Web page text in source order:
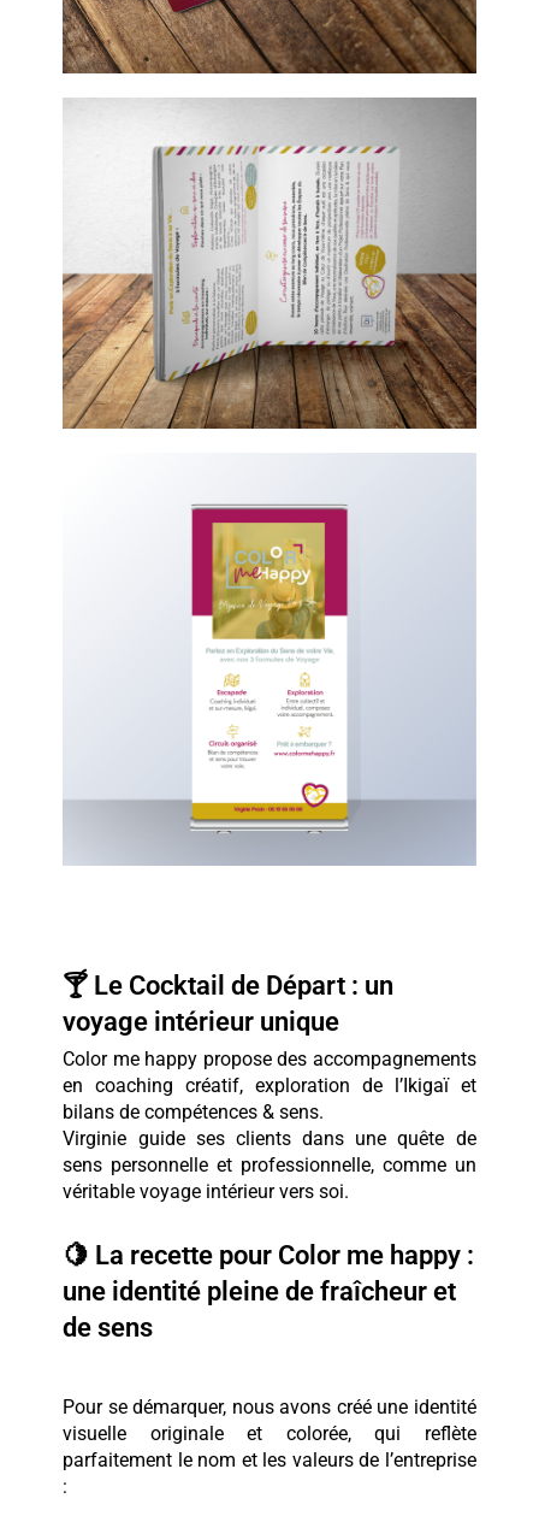
🍸 Le Cocktail de Départ : un
voyage intérieur unique
Color me happy propose des accompagnements
en coaching créatif, exploration de l’Ikigaï et
bilans de compétences & sens.
Virginie guide ses clients dans une quête de
sens personnelle et professionnelle, comme un
véritable voyage intérieur vers soi.
🍋 La recette pour Color me happy :
une identité pleine de fraîcheur et
de sens
Pour se démarquer, nous avons créé une identité
visuelle originale et colorée, qui reflète
parfaitement le nom et les valeurs de l’entreprise
: